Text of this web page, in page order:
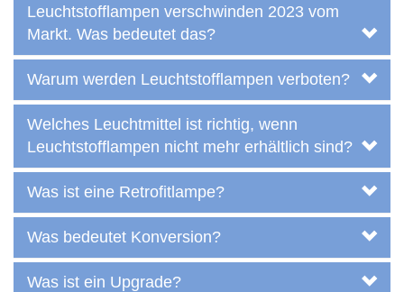
Leuchtstofflampen verschwinden 2023 vom
Markt. Was bedeutet das?
Warum werden Leuchtstofflampen verboten?
Welches Leuchtmittel ist richtig, wenn
Leuchtstofflampen nicht mehr erhältlich sind?
Was ist eine Retrofitlampe?
Was bedeutet Konversion?
Was ist ein Upgrade?